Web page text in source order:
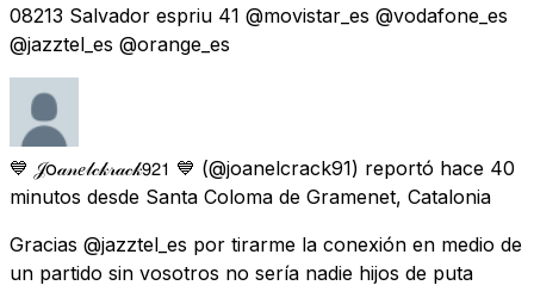
08213 Salvador espriu 41 @movistar_es @vodafone_es
@jazztel_es @orange_es
💙 𝒥o𝒶𝓃𝑒𝓁𝒸𝓀𝓇𝒶𝒸𝓀𝟫𝟤𝟣 💙 (@joanelcrack91) reportó hace 40
minutos desde Santa Coloma de Gramenet, Catalonia
Gracias @jazztel_es por tirarme la conexión en medio de
un partido sin vosotros no sería nadie hijos de puta